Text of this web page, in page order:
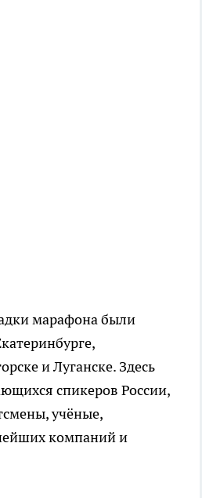
марафона были
и Луганске. Здесь
спикеров России,
учёные,
компаний и